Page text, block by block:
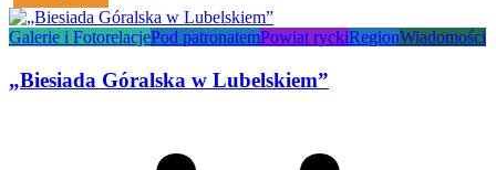
Galerie i FotorelacjePod patronatemPowiat ryckiRegionWiadomości
„Biesiada Góralska w Lubelskiem”